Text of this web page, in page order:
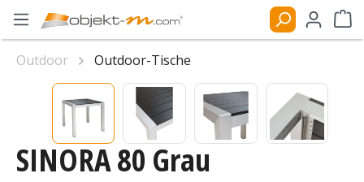
Zum Hauptinhalt springen
SINORA 80 Grau
Outdoor
Outdoor-Tische
Bildergalerie überspringen